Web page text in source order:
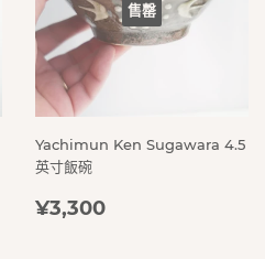
售罄
Yachimun Ken Sugawara 4.5
英寸飯碗
定
¥3,300